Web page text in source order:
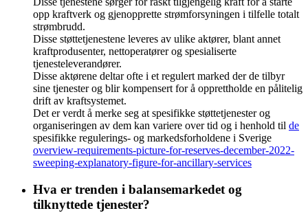
opp kraftverk og gjenopprette strømforsyningen i tilfelle totalt
strømbrudd.
Disse støttetjenestene leveres av ulike aktører, blant annet
kraftprodusenter, nettoperatører og spesialiserte
tjenesteleverandører.
Disse aktørene deltar ofte i et regulert marked der de tilbyr
sine tjenester og blir kompensert for å opprettholde en pålitelig
drift av kraftsystemet.
Det er verdt å merke seg at spesifikke støttetjenester og
organiseringen av dem kan variere over tid og i henhold til de
spesifikke regulerings- og markedsforholdene i Sverige
overview-requirements-picture-for-reserves-december-2022-
sweeping-explanatory-figure-for-ancillary-services
Hva er trenden i balansemarkedet og
tilknyttede tjenester?